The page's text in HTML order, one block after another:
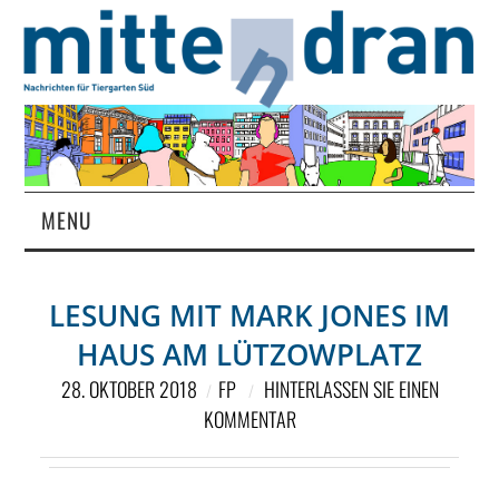
MENU
MAGAZIN
ÜBER UNS
LESUNG MIT MARK JONES IM
HAUS AM LÜTZOWPLATZ
28. OKTOBER 2018 FP
HINTERLASSEN SIE EINEN
KOMMENTAR